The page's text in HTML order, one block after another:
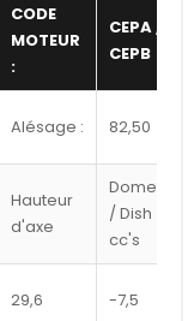
CODE
MOTEUR
:
CEPA /
CEPB
Alésage : 82,50
Hauteur
d'axe
Dome
/ Dish
cc's
29,6 -7,5